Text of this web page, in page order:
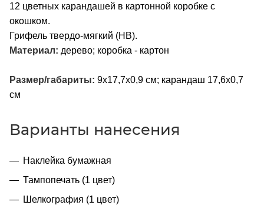
12 цветных карандашей в картонной коробке с
окошком.
Грифель твердо-мягкий (HB).
Материал: дерево; коробка - картон
Размер/габариты: 9x17,7x0,9 см; карандаш 17,6x0,7
см
Варианты нанесения
Наклейка бумажная
Тампопечать (1 цвет)
Шелкография (1 цвет)